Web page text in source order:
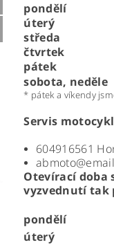
pondělí
úterý
středa
čtvrtek
pátek
sobota, neděle
* pátek a víkendy
Servis
604916561
Otevírací doba
vyzvednutí tak
pondělí
úterý